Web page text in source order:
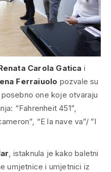
Carola Gatica i
Ferraiuolo pozvale su
one koje otvaraju
“Fahrenheit 451”,
“E la nave va”/ ”I
, istaknula je kako baletni
umjetnice i umjetnici iz